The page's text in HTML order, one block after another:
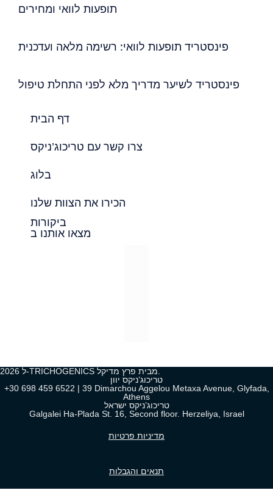
תופעות לוואי ומחירים
פינסטריד תופעות לוואי: רשימה מלאה ועדכנית
פינסטריד לשיער מדריך מלא לפני התחלת טיפול
דף הבית
צרו קשר עם טריכוג’ניקס
בלוג
הכירו את הצוות שלנו
ביקורות
מצאו אותנו ב
טריכוג’ניקס יוון
+30 698 459 6522 | 39 Dimarchou Aggelou Metaxa Avenue, Glyfada,
Athens
טריכוג’ניקס ישראל
Galgalei Ha-Plada St. 16, Second floor. Herzeliya, Israel
מדיניות פרטיות
תנאים והגבלות